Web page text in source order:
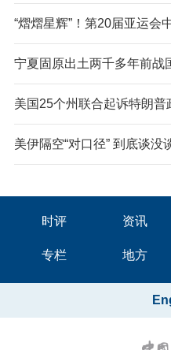
“熠熠星辉”！第20届亚运会
宁夏固原出土两千多年前战
美国25个州联合起诉特朗
美伊隔空“对口径” 到底谈没
时评 资讯
专栏 地方